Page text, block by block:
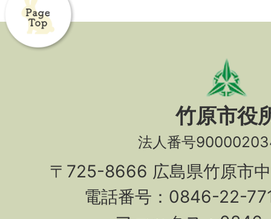
竹原市役
法人番号
〒725-8666 広島県竹原市
電話番号：0846-22-